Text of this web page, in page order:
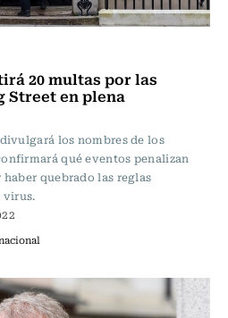
20 multas por las
Street en plena
los nombres de los
qué eventos penalizan
quebrado las reglas
virus.